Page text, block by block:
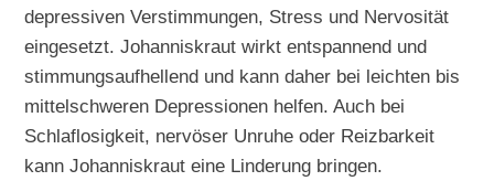
depressiven Verstimmungen, Stress und Nervosität
eingesetzt. Johanniskraut wirkt entspannend und
stimmungsaufhellend und kann daher bei leichten bis
mittelschweren Depressionen helfen. Auch bei
Schlaflosigkeit, nervöser Unruhe oder Reizbarkeit
kann Johanniskraut eine Linderung bringen.